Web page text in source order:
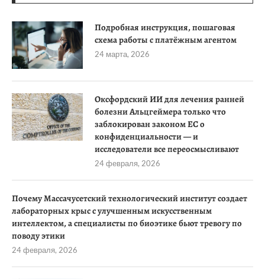
Подробная инструкция, пошаговая
схема работы с платёжным агентом
24 марта, 2026
Оксфордский ИИ для лечения ранней
болезни Альцгеймера только что
заблокирован законом ЕС о
конфиденциальности — и
исследователи все переосмысливают
24 февраля, 2026
Почему Массачусетский технологический институт создает
лабораторных крыс с улучшенным искусственным
интеллектом, а специалисты по биоэтике бьют тревогу по
поводу этики
24 февраля, 2026